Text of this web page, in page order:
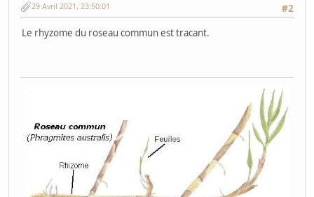
#2
29 Avril 2021, 23:50:01
Le rhyzome du roseau commun est tracant.